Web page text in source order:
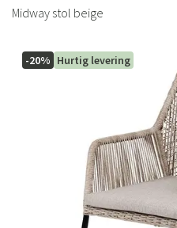
Midway stol beige
-20% Hurtig levering